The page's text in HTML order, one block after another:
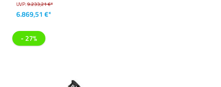
UVP:9.233,21 €*
6.869,51 €*
- 27%